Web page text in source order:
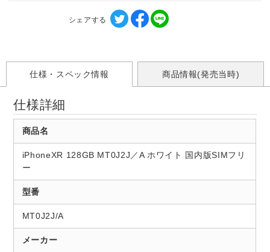
シェアする
仕様・スペック情報 商品情報(発売当時)
仕様詳細
商品名
iPhoneXR 128GB MT0J2J／A ホワイト 国内版SIMフリ
ー
型番
MT0J2J/A
メーカー